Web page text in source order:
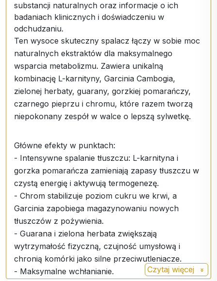
substancji naturalnych oraz informacje o ich
badaniach klinicznych i doświadczeniu w
odchudzaniu.
Ten wysoce skuteczny spalacz łączy w sobie moc
naturalnych ekstraktów dla maksymalnego
wsparcia metabolizmu. Zawiera unikalną
kombinację L-karnityny, Garcinia Cambogia,
zielonej herbaty, guarany, gorzkiej pomarańczy,
czarnego pieprzu i chromu, które razem tworzą
niepokonany zespół w walce o lepszą sylwetkę.
Główne efekty w punktach:
- Intensywne spalanie tłuszczu: L-karnityna i
gorzka pomarańcza zamieniają zapasy tłuszczu w
czystą energię i aktywują termogenezę.
- Chrom stabilizuje poziom cukru we krwi, a
Garcinia zapobiega magazynowaniu nowych
tłuszczów z pożywienia.
- Guarana i zielona herbata zwiększają
wytrzymałość fizyczną, czujność umysłową i
chronią komórki jako silne przeciwutleniacze.
- Maksymalne wchłanianie.
Czytaj więcej